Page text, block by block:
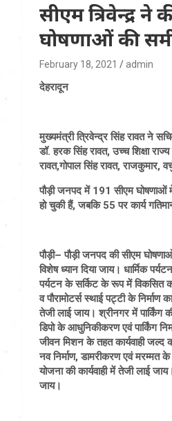
सीएम त्रिवेन्द्र ने
घोषणाओं की
February 18, 2021 admin
देहरादून
मुख्यमंत्री त्रिवेन्द्र सिंह रावत ने
डॉ. हरक सिंह रावत, उच्च शिक्षा
रावत,गोपाल सिंह रावत, राजकुमार,
पौड़ी जनपद में 191 सीएम घोषणाओं
हो चुकी हैं, जबकि 55 पर कार्य
पौड़ी– पौड़ी जनपद की सीएम
विशेष ध्यान दिया जाय। धार्मिक
पर्यटन के सर्किट के रूप में विकसित
व पौरामोटर्स स्थाई पट्टी के
तेजी लाई जाय। श्रीनगर में पार्किंग
डिपो के आधुनिकीकरण एवं पार्किंग
जीवन मिशन के तहत कार्यवाही जल्द
नव निर्माण, डामरीकरण एवं मरम्मत
योजना की कार्यवाही में तेजी लाई
जाय।